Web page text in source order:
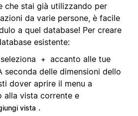
che stai già utilizzando per
da varie persone, è facile
a quel database! Per creare
esistente:
+
accanto alle tue
seconda delle dimensioni dello
dover aprire il menu a
alla vista corrente e
vista .